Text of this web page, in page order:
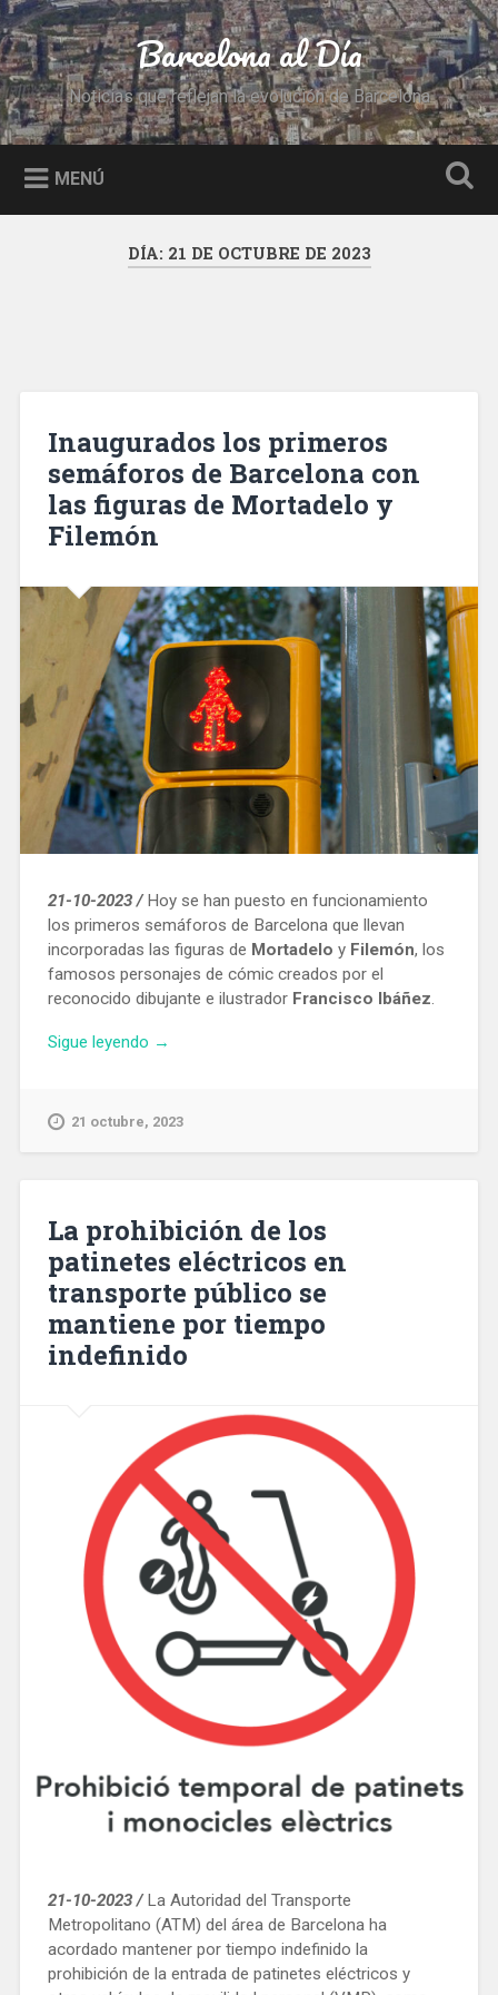
Saltar
al
contenido
Buscar Barcelona al Día
Noticias que reflejan la evolución de Barcelona
MENÚ
DÍA: 21 DE OCTUBRE DE 2023
Inaugurados los primeros
semáforos de Barcelona con
las figuras de Mortadelo y
Filemón
21-10-2023 /Hoy se han puesto en funcionamiento
los primeros semáforos de Barcelona que llevan
incorporadas las figuras de Mortadelo y Filemón, los
famosos personajes de cómic creados por el
reconocido dibujante e ilustrador Francisco Ibáñez.
Sigue leyendo «Inaugurados
semáforos
figuras
de
Mortadelo
Filemón»
→
21 octubre, 2023
La prohibición de los
patinetes eléctricos en
transporte público se
mantiene por tiempo
indefinido
21-10-2023 /La Autoridad del Transporte
Metropolitano (ATM) del área de Barcelona ha
acordado mantener por tiempo indefinido la
prohibición de la entrada de patinetes eléctricos y